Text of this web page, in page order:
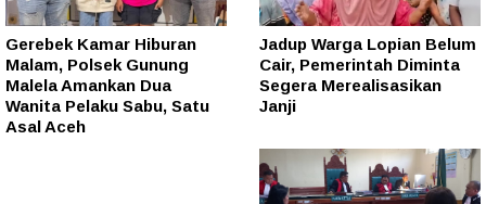
Gerebek Kamar Hiburan
Malam, Polsek Gunung
Malela Amankan Dua
Wanita Pelaku Sabu, Satu
Asal Aceh
Jadup Warga Lopian Belum
Cair, Pemerintah Diminta
Segera Merealisasikan
Janji